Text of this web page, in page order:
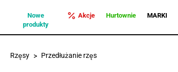
Nowe
produkty
Akcje Hurtownie MARKI
Rzęsy Przedłużanie rzęs